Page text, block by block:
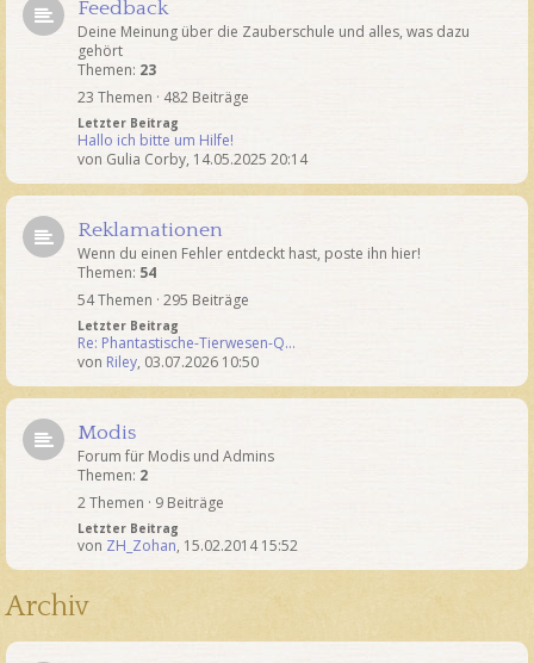
Feedback
Deine Meinung über die Zauberschule und alles, was dazu
gehört
Themen: 23
23 Themen · 482 Beiträge
Letzter Beitrag
Hallo ich bitte um Hilfe!
von Gulia Corby, 14.05.2025 20:14
Reklamationen
Wenn du einen Fehler entdeckt hast, poste ihn hier!
Themen: 54
54 Themen · 295 Beiträge
Letzter Beitrag
Re: Phantastische-Tierwesen-Q…
von Riley, 03.07.2026 10:50
Modis
Forum für Modis und Admins
Themen: 2
2 Themen · 9 Beiträge
Letzter Beitrag
von ZH_Zohan, 15.02.2014 15:52
Archiv